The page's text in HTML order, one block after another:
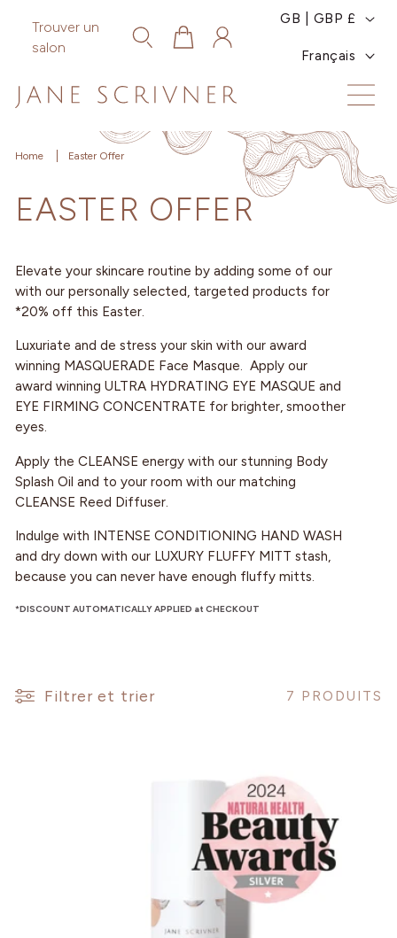
passer
contenu
Trouver un
salon
PanierConnexion
P
/
R
É
I
O
GB | GBP £
L
G
U
Français
Home Easter Offer
EASTER OFFER
Elevate your skincare routine by adding some of our
with our personally selected, targeted products for
*20% off this Easter.
Luxuriate and de stress your skin with our award
winning MASQUERADE Face Masque. Apply our
award winning ULTRA HYDRATING EYE MASQUE and
EYE FIRMING CONCENTRATE for brighter, smoother
eyes.
Apply the CLEANSE energy with our stunning Body
Splash Oil and to your room with our matching
CLEANSE Reed Diffuser.
Indulge with INTENSE CONDITIONING HAND WASH
and dry down with our LUXURY FLUFFY MITT stash,
because you can never have enough fluffy mitts.
*DISCOUNT AUTOMATICALLY APPLIED at CHECKOUT
Filtrer et trier 7 PRODUITS